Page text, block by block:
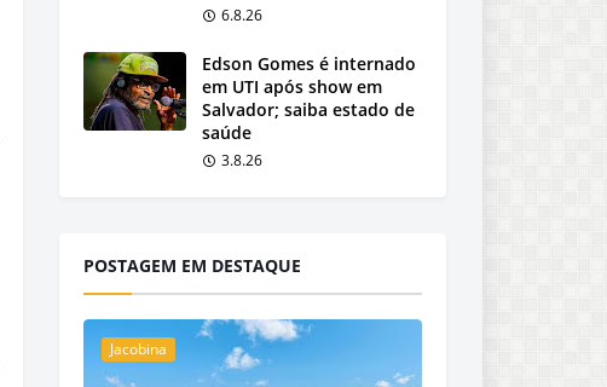
6.8.26
Edson Gomes é internado
em UTI após show em
Salvador; saiba estado de
saúde
3.8.26
POSTAGEM EM DESTAQUE
Jacobina